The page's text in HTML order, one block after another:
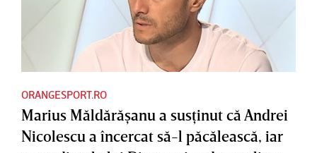
ORANGESPORT.RO
Marius Măldărăşanu a susţinut că Andrei
Nicolescu a încercat să-l păcălească, iar